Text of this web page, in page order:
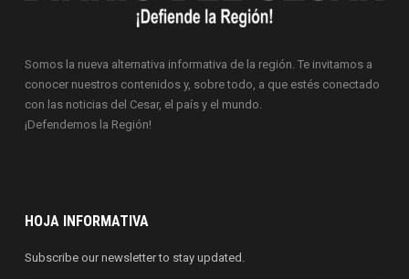
Somos la nueva alternativa informativa de la región. Te invitamos a
conocer nuestros contenidos y, sobre todo, a que estés conectado
con las noticias del Cesar, el país y el mundo.
¡Defendemos la Región!
HOJA INFORMATIVA
Subscribe our newsletter to stay updated.